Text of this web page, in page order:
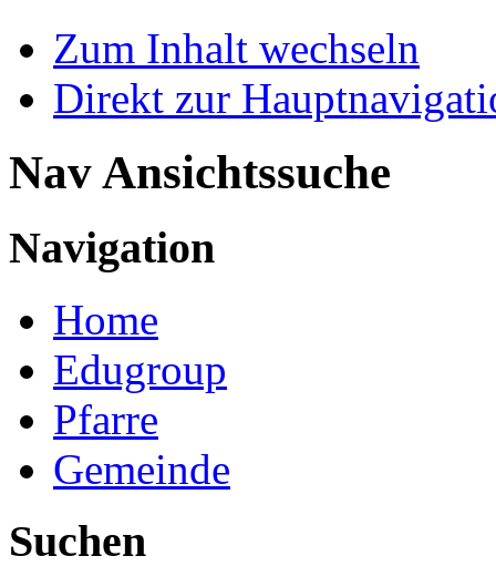
Zum Inhalt wechseln
Direkt zur
Nav Ansichtssuche
Navigation
Home
Edugroup
Pfarre
Gemeinde
Suchen